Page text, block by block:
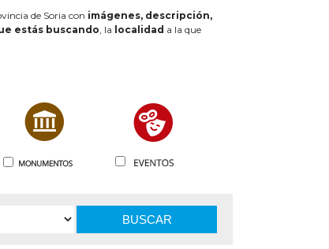
de Soria con imágenes, descripción,
estás buscando, la localidad a la que
BUSCAR